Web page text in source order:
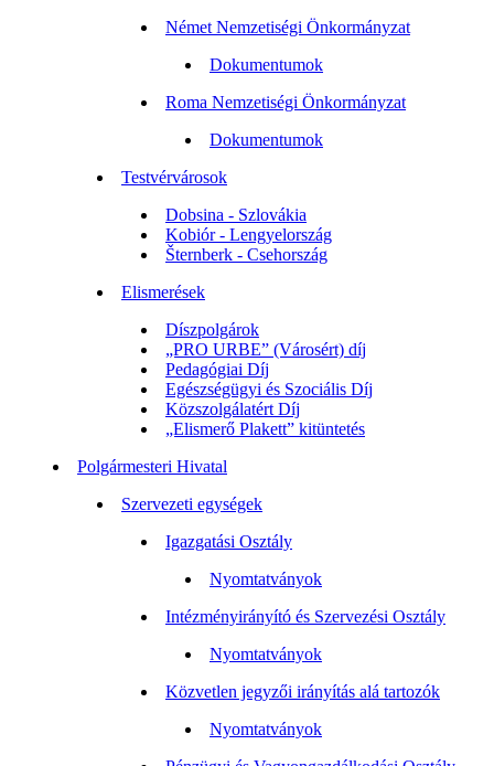
Német Nemzetiségi Önkormányzat
Dokumentumok
Roma Nemzetiségi Önkormányzat
Dokumentumok
Testvérvárosok
Dobsina - Szlovákia
Kobiór - Lengyelország
Šternberk - Csehország
Elismerések
Díszpolgárok
„PRO URBE” (Városért) díj
Pedagógiai Díj
Egészségügyi és Szociális Díj
Közszolgálatért Díj
„Elismerő Plakett” kitüntetés
Polgármesteri Hivatal
Szervezeti egységek
Igazgatási Osztály
Nyomtatványok
Intézményirányító és Szervezési Osztály
Nyomtatványok
Közvetlen jegyzői irányítás alá tartozók
Nyomtatványok